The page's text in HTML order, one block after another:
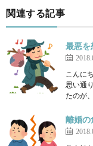
関連する記事
最悪を
こんに
思い通
たのが
離婚の